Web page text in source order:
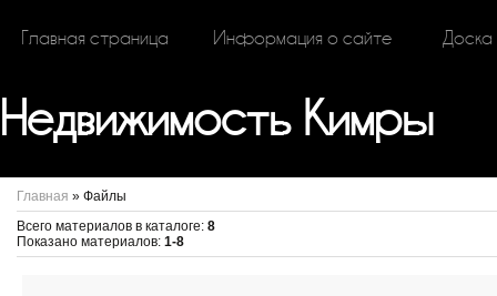
Главная страница Информация о сайте Доска
Недвижимость Кимры
Главная » Файлы
Всего материалов в каталоге: 8
Показано материалов: 1-8